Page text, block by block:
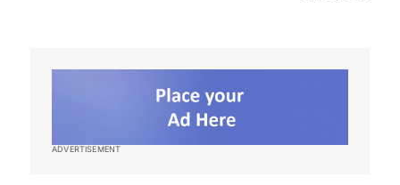
ADVERTISEMENT